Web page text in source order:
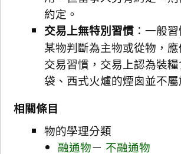
約定。
交易上無特別習慣：一般
某物判斷為主物或從物，
交易習慣，交易上認為裝
袋、西式火爐的煙囪並不屬
相關條目
物的學理分類
融通物－ 不融通物